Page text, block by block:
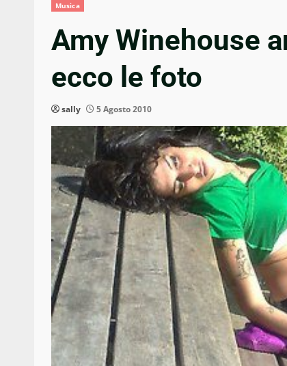
Musica
Amy Winehouse
ecco le foto
sally 5 Agosto 2010